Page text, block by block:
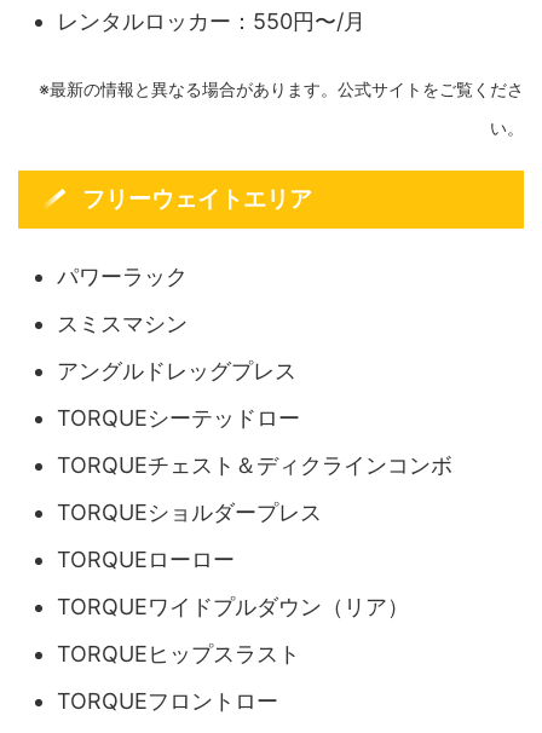
レンタルロッカー：550円〜/月
※最新の情報と異なる場合があります。公式サイトをご覧くださ
い。
フリーウェイトエリア
パワーラック
スミスマシン
アングルドレッグプレス
TORQUEシーテッドロー
TORQUEチェスト＆ディクラインコンボ
TORQUEショルダープレス
TORQUEローロー
TORQUEワイドプルダウン（リア）
TORQUEヒップスラスト
TORQUEフロントロー